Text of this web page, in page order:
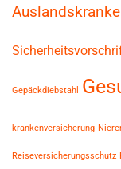
Gepäckdiebstahl
krankenversicherung
Reiseversicherungsschutz